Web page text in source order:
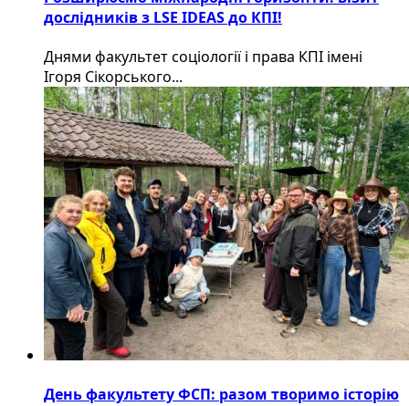
дослідників з LSE IDEAS до КПІ!
Днями факультет соціології і права КПІ імені
Ігоря Сікорського...
День факультету ФСП: разом творимо історію